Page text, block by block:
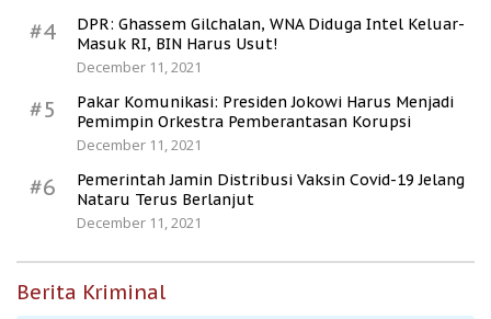
#4
DPR: Ghassem Gilchalan, WNA Diduga Intel Keluar-
Masuk RI, BIN Harus Usut!
December 11, 2021
#5
Pakar Komunikasi: Presiden Jokowi Harus Menjadi
Pemimpin Orkestra Pemberantasan Korupsi
December 11, 2021
#6
Pemerintah Jamin Distribusi Vaksin Covid-19 Jelang
Nataru Terus Berlanjut
December 11, 2021
Berita Kriminal